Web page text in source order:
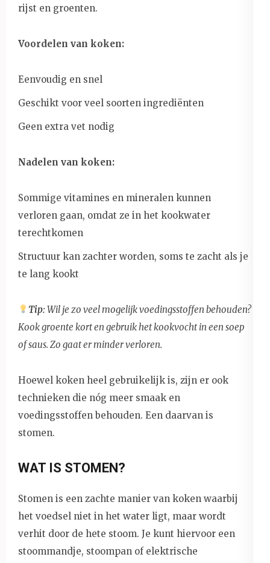
rijst en groenten.
Voordelen van koken:
Eenvoudig en snel
Geschikt voor veel soorten ingrediënten
Geen extra vet nodig
Nadelen van koken:
Sommige vitamines en mineralen kunnen
verloren gaan, omdat ze in het kookwater
terechtkomen
Structuur kan zachter worden, soms te zacht als je
te lang kookt
Tip:Wil je zo veel mogelijk voedingsstoffen behouden?
Kook groente kort en gebruik het kookvocht in een soep
of saus. Zo gaat er minder verloren.
Hoewel koken heel gebruikelijk is, zijn er ook
technieken die nóg meer smaak en
voedingsstoffen behouden. Een daarvan is
stomen.
WAT IS STOMEN?
Stomen is een zachte manier van koken waarbij
het voedsel niet in het water ligt, maar wordt
verhit door de hete stoom. Je kunt hiervoor een
stoommandje, stoompan of elektrische